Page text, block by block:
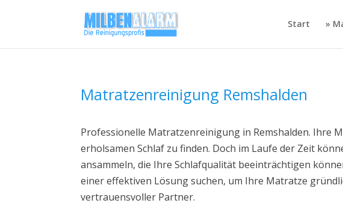
Start »
Matratzenreinigung Remshalden
Professionelle Matratzenreinigung in Remshalden. Ihre
erholsamen Schlaf zu finden. Doch im Laufe der Zeit
ansammeln, die Ihre Schlafqualität beeinträchtigen
einer effektiven Lösung suchen, um Ihre Matratze
vertrauensvoller Partner.